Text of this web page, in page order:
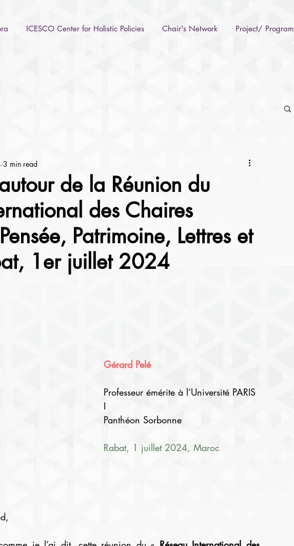
ICESCO Center for Holistic Policies Chair's Network Project/ Program
de la Réunion du
des Chaires
Patrimoine, Lettres et
1er juillet 2024
3 min read
Gérard Pelé
Professeur émérite à l’Université PARIS
I
Panthéon Sorbonne
Rabat, 1 juillet 2024, Maroc